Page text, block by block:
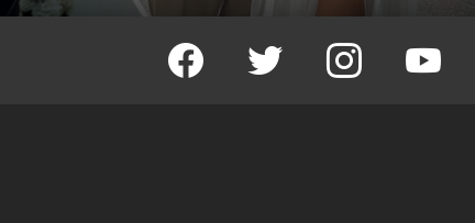
facebook twitter instagram youtube